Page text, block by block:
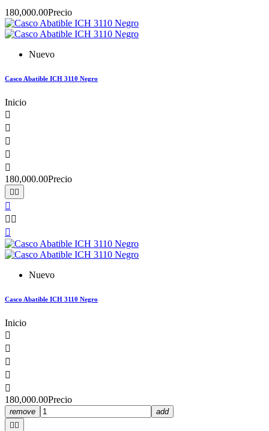
180,000.00Precio
Nuevo
Casco Abatible ICH 3110 Negro
Inicio





180,000.00Precio
 

 

Nuevo
Casco Abatible ICH 3110 Negro
Inicio





180,000.00Precio
remove
add
 